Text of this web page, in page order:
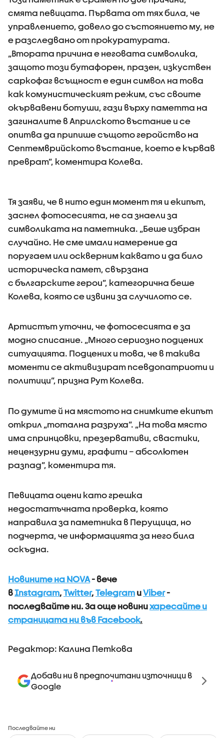
смята певицата. Първата от тях била, че
управлението, довело до състоянието му, не
е разследвано от прокуратурата.
„Втората причина е неговата символика,
защото този бутафорен, празен, изкуствен
саркофаг всъщност е един символ на това
как комунистическият режим, със своите
окървавени ботуши, гази върху паметта на
загиналите в Априлското въстание и се
опитва да припише същото геройство на
Септемврийското въстание, което е кървав
преврат”, коментира Колева.
Тя заяви, че в нито един момент тя и екипът,
заснел фотосесията, не са знаели за
символиката на паметника. „Беше избран
случайно. Не сме имали намерение да
поругаем или оскверним каквато и да било
историческа памет, свързана
с българските герои”, категорична беше
Колева, която се извини за случилото се.
Артистът уточни, че фотосесията е за
модно списание. „Много сериозно подцених
ситуацията. Подцених и това, че в такива
моменти се активизират псевдопатриоти и
политици”, призна Рут Колева.
По думите й на мястото на снимките екипът
открил „тотална разруха”. „На това място
има спринцовки, презервативи, свастики,
нецензурни думи, графити – абсолютен
разпад”, коментира тя.
Певицата оцени като грешка
недостатъчната проверка, която
направила за паметника в Перущица, но
подчерта, че информацията за него била
оскъдна.
Новините на NOVA- вече
вInstagram, Twitter, Telegram иViber-
последвайте ни.За още новинихаресайте и
страницата ни във Facebook.
Редактор: Калина Петкова
Добави ни в предпочитани източници в
Google
Последвайте ни